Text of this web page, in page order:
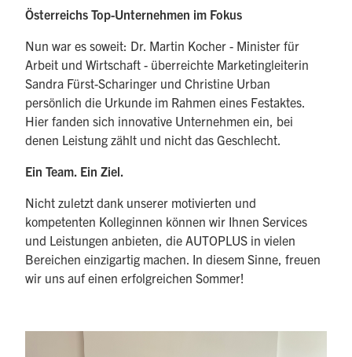
Österreichs Top-Unternehmen im Fokus
Nun war es soweit: Dr. Martin Kocher - Minister für
Arbeit und Wirtschaft - überreichte Marketingleiterin
Sandra Fürst-Scharinger und Christine Urban
persönlich die Urkunde im Rahmen eines Festaktes.
Hier fanden sich innovative Unternehmen ein, bei
denen Leistung zählt und nicht das Geschlecht.
Ein Team. Ein Ziel.
Nicht zuletzt dank unserer motivierten und
kompetenten Kolleginnen können wir Ihnen Services
und Leistungen anbieten, die AUTOPLUS in vielen
Bereichen einzigartig machen. In diesem Sinne, freuen
wir uns auf einen erfolgreichen Sommer!